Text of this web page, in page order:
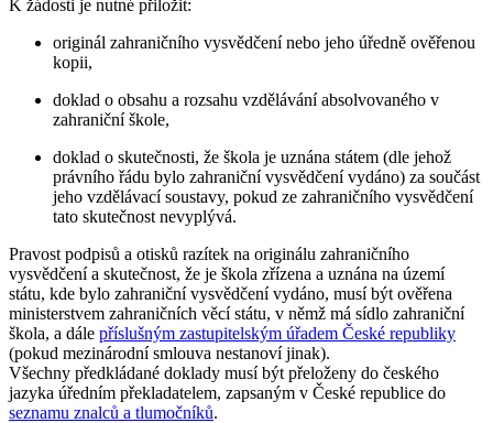
K žádosti je nutné přiložit:
originál zahraničního vysvědčení nebo jeho úředně ověřenou
kopii,
doklad o obsahu a rozsahu vzdělávání absolvovaného v
zahraniční škole,
doklad o skutečnosti, že škola je uznána státem (dle jehož
právního řádu bylo zahraniční vysvědčení vydáno) za součást
jeho vzdělávací soustavy, pokud ze zahraničního vysvědčení
tato skutečnost nevyplývá.
Pravost podpisů a otisků razítek na originálu zahraničního
vysvědčení a skutečnost, že je škola zřízena a uznána na území
státu, kde bylo zahraniční vysvědčení vydáno, musí být ověřena
ministerstvem zahraničních věcí státu, v němž má sídlo zahraniční
škola, a dále příslušným zastupitelským úřadem České republiky
(pokud mezinárodní smlouva nestanoví jinak).
Všechny předkládané doklady musí být přeloženy do českého
jazyka úředním překladatelem, zapsaným v České republice do
seznamu znalců a tlumočníků.